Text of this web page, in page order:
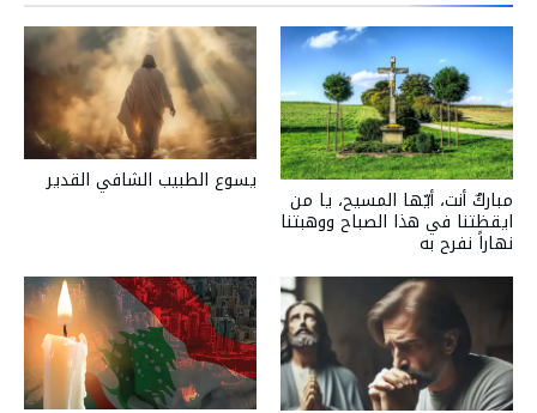
يسوع الطبيب الشافي القدير
مباركٌ أنت، أيّها المسيح، يا من
ايقظتنا في هذا الصباح ووهبتنا
نهاراً نفرح به